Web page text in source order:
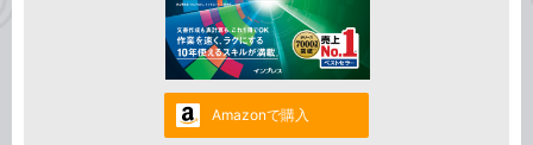
Amazonで購入